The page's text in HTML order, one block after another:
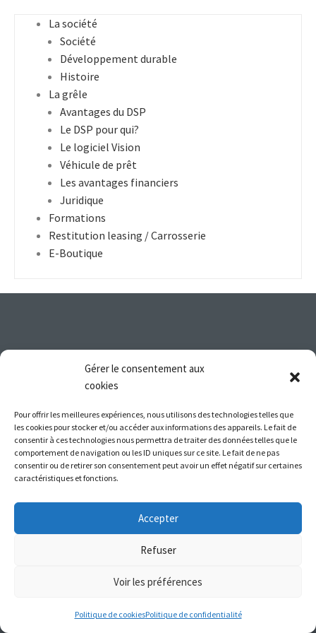
Gérer le consentement aux
cookies
Pour offrir les meilleures expériences, nous utilisons des technologies telles que
les cookies pour stocker et/ou accéder aux informations des appareils. Le fait de
consentir à ces technologies nous permettra de traiter des données telles que le
comportement de navigation ou les ID uniques sur ce site. Le fait de ne pas
consentir ou de retirer son consentement peut avoir un effet négatif sur certaines
caractéristiques et fonctions.
Accepter
Refuser
Voir les préférences
Politique de cookiesPolitique de confidentialité
La société
Société
Développement durable
Histoire
La grêle
Avantages du DSP
Le DSP pour qui?
Le logiciel Vision
Véhicule de prêt
Les avantages financiers
Juridique
Formations
Restitution leasing / Carrosserie
E-Boutique